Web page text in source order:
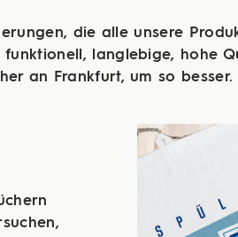
die alle unsere
funktionell, langlebige, hohe
an Frankfurt, um so besser.